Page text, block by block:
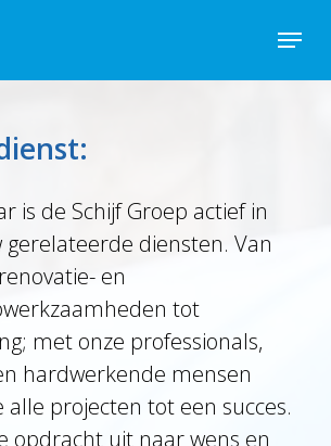
Menu
is de Schijf Groep actief in
gerelateerde diensten. Van
en
tot
met onze professionals,
hardwerkende mensen
alle projecten tot een succes.
opdracht uit naar wens en